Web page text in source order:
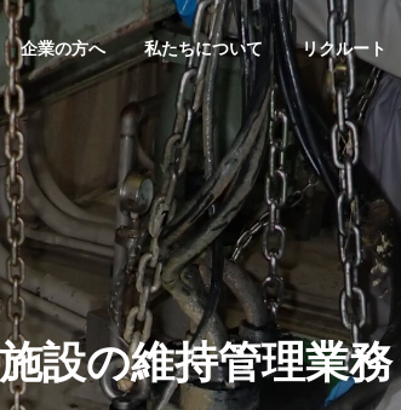
企業の方へ 私たちについて リクルート
設の維持管理業務